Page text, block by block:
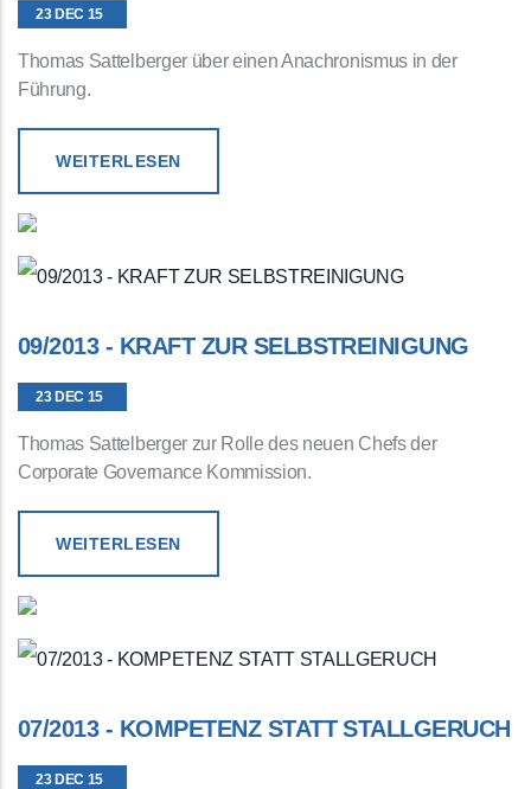
23 DEC 15
Thomas Sattelberger über einen Anachronismus in der
Führung.
WEITERLESEN
09/2013 - KRAFT ZUR SELBSTREINIGUNG
23 DEC 15
Thomas Sattelberger zur Rolle des neuen Chefs der
Corporate Governance Kommission.
WEITERLESEN
07/2013 - KOMPETENZ STATT STALLGERUCH
23 DEC 15